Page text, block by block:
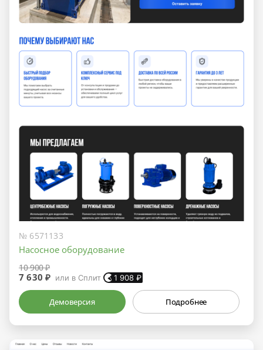
№ 6571133
Насосное оборудование
10 900 ₽
7 630 ₽ или в Сплит 1 908 ₽
Демоверсия Подробнее